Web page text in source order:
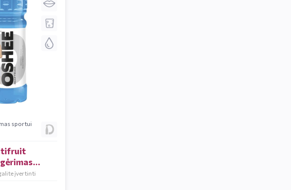
sportui
įvertinti